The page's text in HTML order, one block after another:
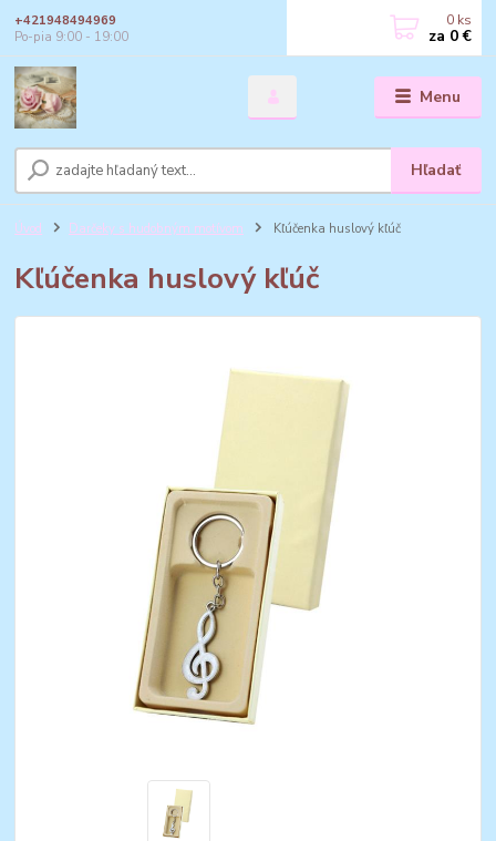
Menu
Hľadať
+421948494969
Po-pia 9:00 - 19:00
0 ks
za 0 €
Úvod Darčeky s hudobným motívom Kľúčenka huslový kľúč
Kľúčenka huslový kľúč